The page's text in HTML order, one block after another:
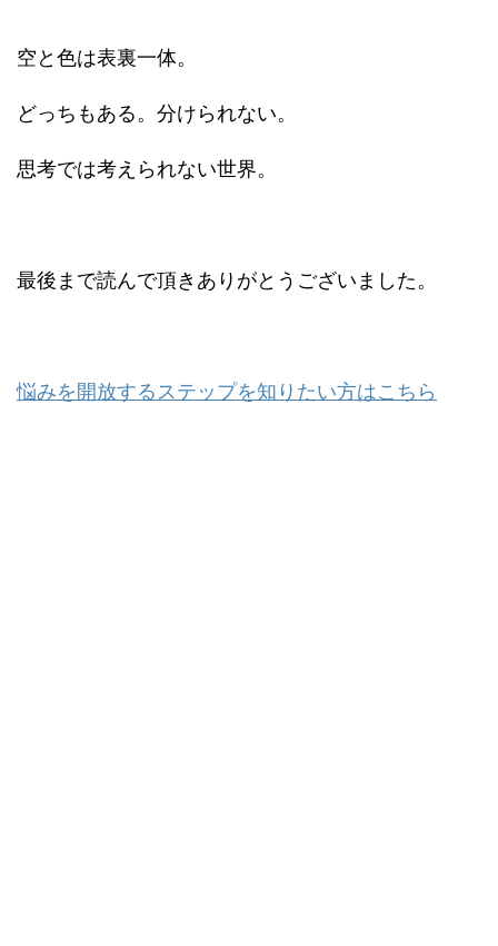
空と色は表裏一体。
どっちもある。分けられない。
思考では考えられない世界。
最後まで読んで頂きありがとうございました。
悩みを開放するステップを知りたい方はこちら